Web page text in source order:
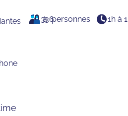
3à36personnes 1h à